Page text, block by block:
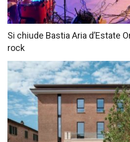
Si chiude Bastia Aria d’Estate
rock